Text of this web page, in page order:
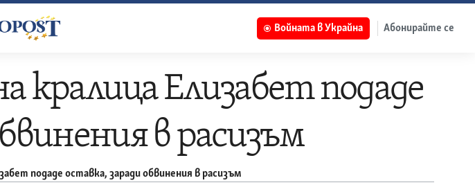
Войната в Украйна Абонирайте се
кралица Елизабет подаде
в расизъм
подаде оставка, заради обвинения в расизъм